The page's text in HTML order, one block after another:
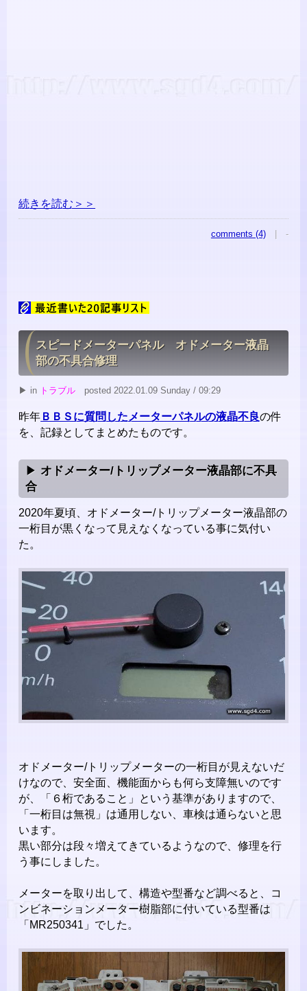
続きを読む＞＞
comments (4)| -
スピードメーターパネル オドメーター液晶
部の不具合修理
▶ in トラブル posted 2022.01.09 Sunday / 09:29
昨年 ＢＢＳに質問したメーターパネルの液晶不良の件
を、記録としてまとめたものです。
オドメーター/トリップメーター液晶部に不具
合
2020年夏頃、オドメーター/トリップメーター液晶部の
一桁目が黒くなって見えなくなっている事に気付い
た。
オドメーター/トリップメーターの一桁目が見えないだ
けなので、安全面、機能面からも何ら支障無いのです
が、「６桁であること」という基準がありますので、
「一桁目は無視」は通用しない、車検は通らないと思
います。
黒い部分は段々増えてきているようなので、修理を行
う事にしました。
メーターを取り出して、構造や型番など調べると、コ
ンビネーションメーター樹脂部に付いている型番は
「MR250341」でした。